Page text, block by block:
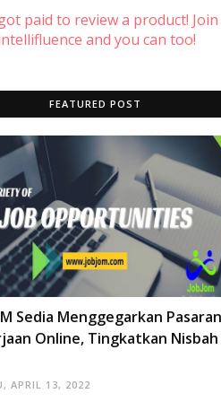
paid to review a product! Join
and you can too!
FEATURED POST
Sedia Menggegarkan Pasaran
Online, Tingkatkan Nisbah
APRIL 13, 2022